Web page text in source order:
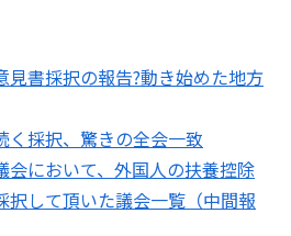
見書採択の報告?動き始めた地方
く採択、驚きの全会一致
会において、外国人の扶養控除
択して頂いた議会一覧（中間報